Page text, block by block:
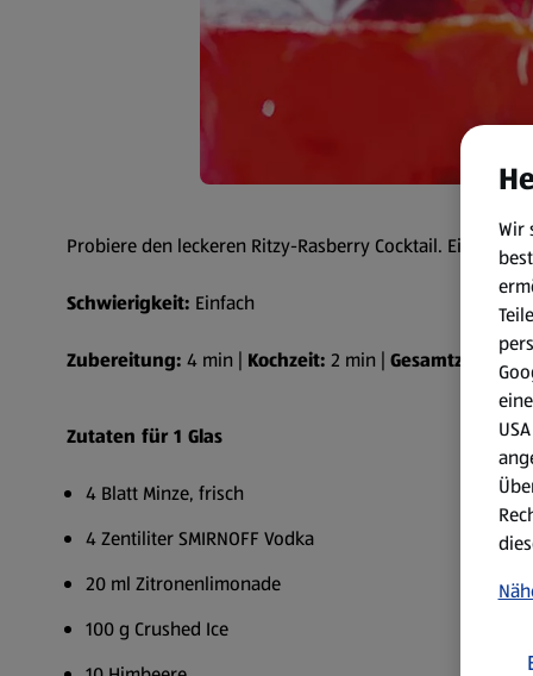
Probiere den leckeren Ritzy-Rasberry Cocktail. Ein
Schwierigkeit: Einfach
Zubereitung: 4 min | Kochzeit: 2 min | Gesamtzeit: 6
Zutaten für 1 Glas
4 Blatt Minze, frisch
4 Zentiliter SMIRNOFF Vodka
20 ml Zitronenlimonade
100 g Crushed Ice
Wir